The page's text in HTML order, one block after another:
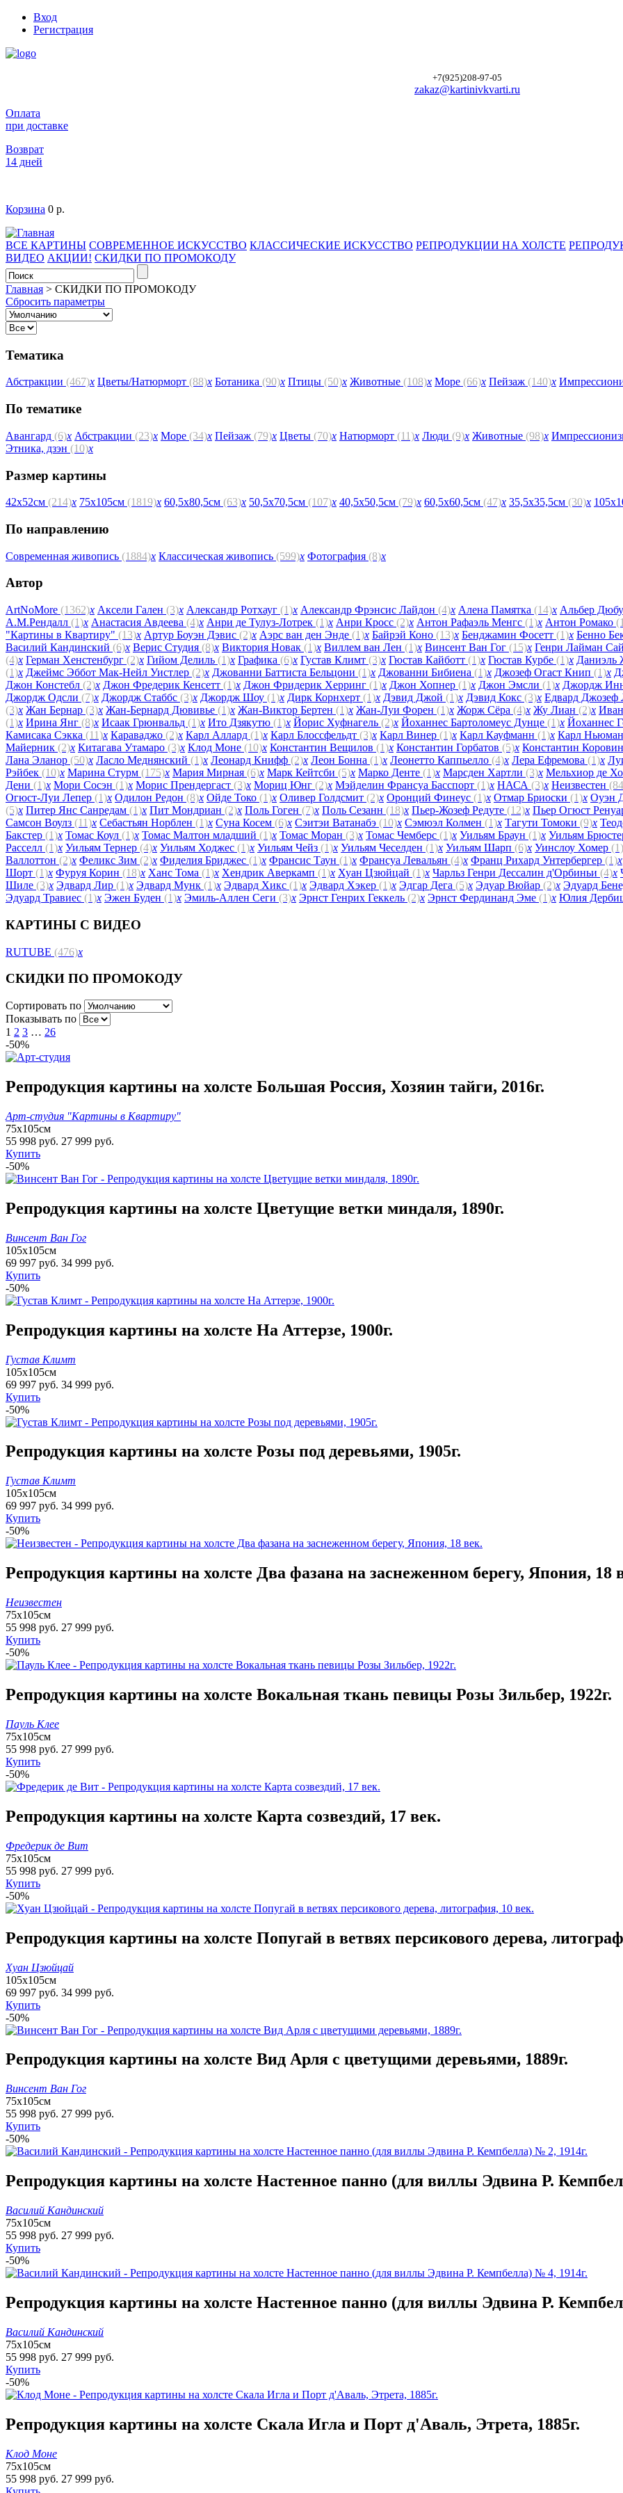
Вход
Регистрация
+7(925)208-97-05
zakaz@kartinivkvarti.ru
Оплата
при доставке
Возврат
14 дней
Корзина 0 р.
ВСЕ КАРТИНЫ СОВРЕМЕННОЕ ИСКУССТВО КЛАССИЧЕСКИЕ ИСКУССТВО РЕПРОДУКЦИИ НА ХОЛСТЕ
ВИДЕО АКЦИИ! СКИДКИ ПО ПРОМОКОДУ
Главная > СКИДКИ ПО ПРОМОКОДУ
Сбросить параметры
Тематика
Абстракции (467)x Цветы/Натюрморт (88)x Ботаника (90)x Птицы (50)x Животные (108)x Море (66)x Пейзаж (140)x
По тематике
Авангард (6)x Абстракции (23)x Море (34)x Пейзаж (79)x Цветы (70)x Натюрморт (11)x Люди (9)x Животные (98)x
Этника, дзэн (10)x
Размер картины
42х52см (214)x 75х105см (1819)x 60,5х80,5см (63)x 50,5х70,5см (107)x 40,5х50,5см (79)x 60,5х60,5см (47)x 35,5х35,5см (30)x
По направлению
Современная живопись (1884)x Классическая живопись (599)x Фотография (8)x
Автор
ArtNoMore (1362)x Аксели Гален (3)x Александр Ротхауг (1)x Александр Фрэнсис Лайдон (4)x Алена Памятка (14)x Альбер
А.М.Рендалл (1)x Анастасия Авдеева (4)x Анри де Тулуз-Лотрек (1)x Анри Кросс (2)x Антон Рафаэль Менгс (1)x Антон Ромако
"Картины в Квартиру" (13)x Артур Боуэн Дэвис (2)x Аэрс ван ден Энде (1)x Байрэй Коно (13)x Бенджамин Фосетт (1)x Бенно
Василий Кандинский (6)x Верис Студия (8)x Виктория Новак (1)x Виллем ван Лен (1)x Винсент Ван Гог (15)x Генри Лайман
(4)x Герман Хенстенбург (2)x Гийом Делиль (1)x Графика (6)x Густав Климт (3)x Гюстав Кайботт (1)x Гюстав Курбе (1)x Даниэль
(1)x Джеймс Эббот Мак-Нейл Уистлер (2)x Джованни Баттиста Бельцони (1)x Джованни Бибиена (1)x Джозеф Огаст Книп (1)x
Джон Констебл (2)x Джон Фредерик Кенсетт (1)x Джон Фридерик Херринг (1)x Джон Хопнер (1)x Джон Эмсли (1)x Джордж
Джордж Одсли (7)x Джордж Стаббс (3)x Джордж Шоу (1)x Дирк Корнхерт (1)x Дэвид Джой (1)x Дэвид Кокс (3)x Едвард Джозеф
(3)x Жан Бернар (3)x Жан-Бернард Дювивье (1)x Жан-Виктор Бертен (1)x Жан-Луи Форен (1)x Жорж Сёра (4)x Жу Лиан (2)x
(1)x Ирина Янг (8)x Исаак Грюнвальд (1)x Ито Дзякутю (1)x Йорис Хуфнагель (2)x Йоханнес Бартоломеус Дунце (1)x Йоханнес
Камисака Сэкка (11)x Караваджо (2)x Карл Аллард (1)x Карл Блоссфельдт (3)x Карл Винер (1)x Карл Кауфманн (1)x Карл
Майерник (2)x Китагава Утамаро (3)x Клод Моне (10)x Константин Вещилов (1)x Константин Горбатов (5)x Константин
Лана Эланор (50)x Ласло Меднянский (1)x Леонард Книфф (2)x Леон Бонна (1)x Леонетто Каппьелло (4)x Лера Ефремова (1)x
Рэйбек (10)x Марина Стурм (175)x Мария Мирная (6)x Марк Кейтсби (5)x Марко Денте (1)x Марсден Хартли (3)x Мельхиор де
Дени (1)x Мори Сосэн (1)x Морис Прендергаст (3)x Мориц Юнг (2)x Мэйделин Франсуа Басспорт (1)x НАСА (3)x Неизвестен
Огюст-Луи Лепер (1)x Одилон Редон (8)x Ойде Токо (1)x Оливер Голдсмит (2)x Оронций Финеус (1)x Отмар Бриоски (1)x Оуэн
(5)x Питер Янс Санредам (1)x Пит Мондриан (2)x Поль Гоген (7)x Поль Сезанн (18)x Пьер-Жозеф Редуте (12)x Пьер Огюст
Самсон Воулз (11)x Себастьян Норблен (1)x Суна Косем (6)x Сэитэи Ватанабэ (10)x Сэмюэл Колмен (1)x Тагути Томоки (9)x
Бакстер (1)x Томас Коул (1)x Томас Малтон младший (1)x Томас Моран (3)x Томас Чемберс (1)x Уильям Браун (1)x Уильям
Расселл (1)x Уильям Тернер (4)x Уильям Ходжес (1)x Уильям Чейз (1)x Уильям Чеселден (1)x Уильям Шарп (6)x Уинслоу Хомер (1)
Валлоттон (2)x Феликс Зим (2)x Фиделия Бриджес (1)x Франсис Таун (1)x Франсуа Левальян (4)x Франц Рихард Унтербергер (1)x
Шорт (1)x Фуруя Корин (18)x Ханс Тома (1)x Хендрик Аверкамп (1)x Хуан Цзюйцай (1)x Чарльз Генри Дессалин д'Орбиньи (4)x
Шиле (3)x Эдвард Лир (1)x Эдвард Мунк (1)x Эдвард Хикс (1)x Эдвард Хэкер (1)x Эдгар Дега (5)x Эдуар Вюйар (2)x Эдуард
Эдуард Травиес (1)x Эжен Буден (1)x Эмиль-Аллен Сеги (3)x Эрнст Генрих Геккель (2)x Эрнст Фердинанд Эме (1)x Юлия
КАРТИНЫ С ВИДЕО
RUTUBE (476)x
СКИДКИ ПО ПРОМОКОДУ
Сортировать по
Показывать по
1 2 3 … 26
-50%
Репродукция картины на холсте Большая Россия, Хозяин тайги, 2016г.
Арт-студия "Картины в Квартиру"
75х105см
55 998 руб. 27 999 руб.
Купить
-50%
Репродукция картины на холсте Цветущие ветки миндаля, 1890г.
Винсент Ван Гог
105х105см
69 997 руб. 34 999 руб.
Купить
-50%
Репродукция картины на холсте На Аттерзе, 1900г.
Густав Климт
105х105см
69 997 руб. 34 999 руб.
Купить
-50%
Репродукция картины на холсте Розы под деревьями, 1905г.
Густав Климт
105х105см
69 997 руб. 34 999 руб.
Купить
-50%
Репродукция картины на холсте Два фазана на заснеженном берегу, Япония, 18
Неизвестен
75х105см
55 998 руб. 27 999 руб.
Купить
-50%
Репродукция картины на холсте Вокальная ткань певицы Розы Зильбер, 1922г.
Пауль Клее
75х105см
55 998 руб. 27 999 руб.
Купить
-50%
Репродукция картины на холсте Карта созвездий, 17 век.
Фредерик де Вит
75х105см
55 998 руб. 27 999 руб.
Купить
-50%
Репродукция картины на холсте Попугай в ветвях персикового дерева,
Хуан Цзюйцай
105х105см
69 997 руб. 34 999 руб.
Купить
-50%
Репродукция картины на холсте Вид Арля с цветущими деревьями, 1889г.
Винсент Ван Гог
75х105см
55 998 руб. 27 999 руб.
Купить
-50%
Репродукция картины на холсте Настенное панно (для виллы Эдвина Р.
Василий Кандинский
75х105см
55 998 руб. 27 999 руб.
Купить
-50%
Репродукция картины на холсте Настенное панно (для виллы Эдвина Р.
Василий Кандинский
75х105см
55 998 руб. 27 999 руб.
Купить
-50%
Репродукция картины на холсте Скала Игла и Порт д'Аваль, Этрета, 1885г.
Клод Моне
75х105см
55 998 руб. 27 999 руб.